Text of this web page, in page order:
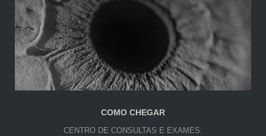
COMO CHEGAR
CENTRO DE CONSULTAS E EXAMES: